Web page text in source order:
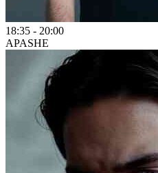
18:35 - 20:00
APASHE